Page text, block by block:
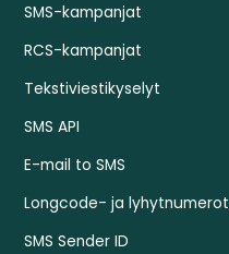
SMS-kampanjat
RCS-kampanjat
Tekstiviestikyselyt
SMS API
E-mail to SMS
Longcode- ja lyhytnumerot
SMS Sender ID